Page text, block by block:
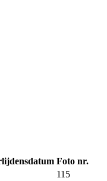
Foto nr.
115